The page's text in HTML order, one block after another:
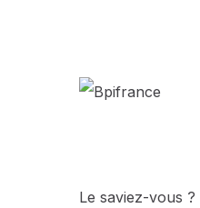
Le saviez-vous ?